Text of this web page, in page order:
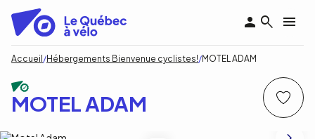
contenu
principal
Fil
d'Ariane
Accueil Hébergements Bienvenue cyclistes! MOTEL ADAM
MOTEL ADAM